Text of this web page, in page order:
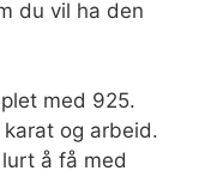
du vil ha den
med 925.
og arbeid.
å få med